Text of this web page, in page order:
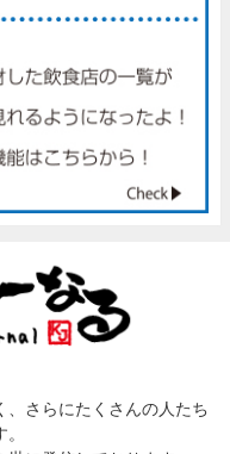
さらにたくさんの人たち